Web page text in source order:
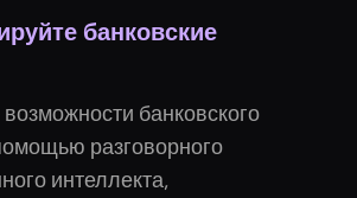
банковские
банковского
разговорного
интеллекта,